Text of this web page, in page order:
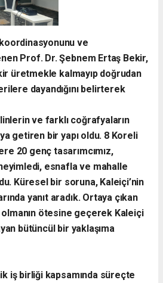
ve
Prof. Dr. Şebnem Ertaş Bekir,
üretmekle kalmayıp doğrudan
dayandığını belirterek
ve farklı coğrafyaların
getiren bir yapı oldu. 8 Koreli
20 genç tasarımcımız,
esnafla ve mahalle
Küresel bir soruna, Kaleiçi’nin
yanıt aradık. Ortaya çıkan
ötesine geçerek Kaleiçi
bütüncül bir yaklaşıma
iş birliği kapsamında süreçte